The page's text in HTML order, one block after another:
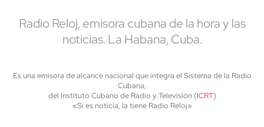
Radio Reloj, emisora cubana de la hora y las
noticias. La Habana, Cuba.
Es una emisora de alcance nacional que integra el Sistema de la Radio
Cubana,
del Instituto Cubano de Radio y Televisión (ICRT)
«Si es noticia, la tiene Radio Reloj»